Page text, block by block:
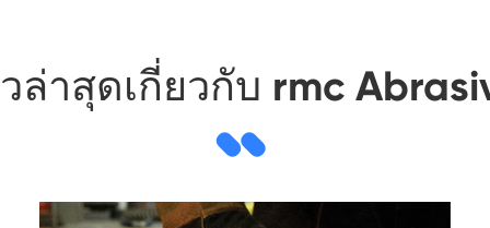
ล่าสุดเกี่ยวกับ rmc